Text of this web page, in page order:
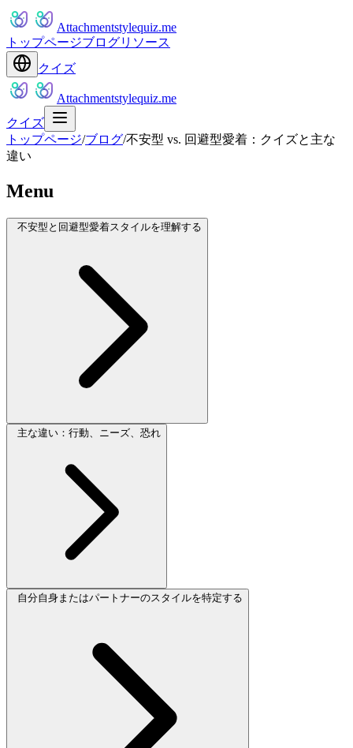
Attachmentstylequiz.me
トップページブログリソース
クイズ
Attachmentstylequiz.me
クイズ
トップページ/ブログ/不安型 vs. 回避型愛着：クイズと主な
違い
Menu
不安型と回避型愛着スタイルを理解する
主な違い：行動、ニーズ、恐れ
自分自身またはパートナーのスタイルを特定する